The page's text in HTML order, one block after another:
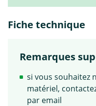
Fiche technique
Remarques
si vous souhaitez
matériel,
par email